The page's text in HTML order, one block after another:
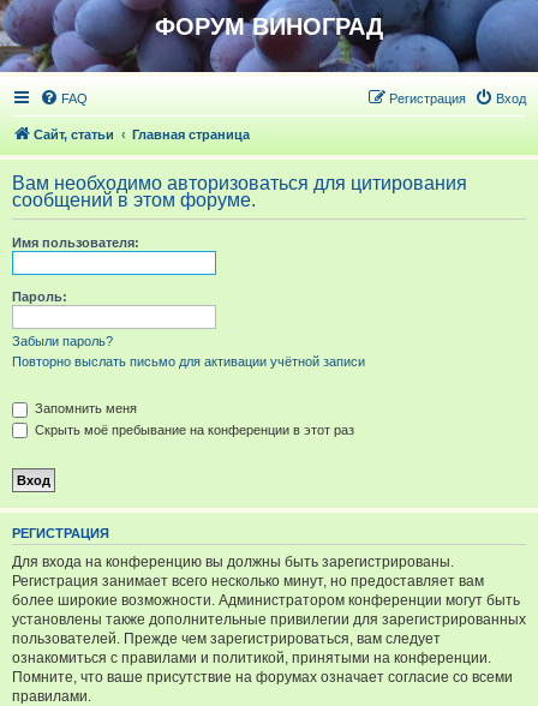
ФОРУМ ВИНОГРАД
FAQ Вход
Регистрация
Сайт, статьи Главная страница
Вам необходимо авторизоваться для цитирования
сообщений в этом форуме.
Имя пользователя:
Пароль:
Забыли пароль?
Повторно выслать письмо для активации учётной записи
Запомнить меня
Скрыть моё пребывание на конференции в этот раз
РЕГИСТРАЦИЯ
Для входа на конференцию вы должны быть зарегистрированы.
Регистрация занимает всего несколько минут, но предоставляет вам
более широкие возможности. Администратором конференции могут быть
установлены также дополнительные привилегии для зарегистрированных
пользователей. Прежде чем зарегистрироваться, вам следует
ознакомиться с правилами и политикой, принятыми на конференции.
Помните, что ваше присутствие на форумах означает согласие со всеми
правилами.